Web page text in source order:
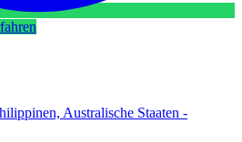
Australische Staaten -